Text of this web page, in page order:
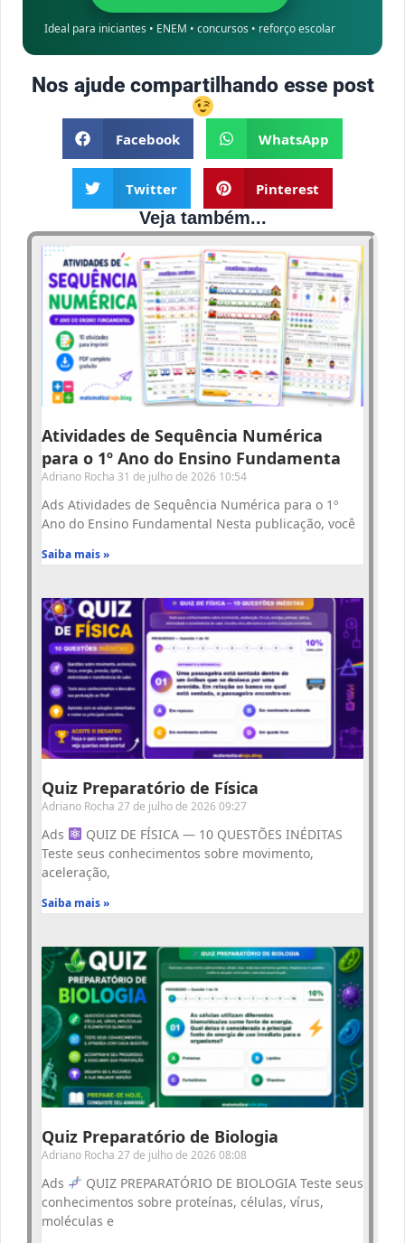
Ideal para iniciantes • ENEM • concursos • reforço escolar
Nos ajude compartilhando esse post
Facebook WhatsApp
Twitter Pinterest
Veja também...
Atividades de Sequência Numérica
para o 1º Ano do Ensino Fundamenta
Adriano Rocha 31 de julho de 2026 10:54
Ads Atividades de Sequência Numérica para o 1º
Ano do Ensino Fundamental Nesta publicação, você
Saiba mais »
Quiz Preparatório de Física
Adriano Rocha 27 de julho de 2026 09:27
Ads
QUIZ DE FÍSICA — 10 QUESTÕES INÉDITAS
Teste seus conhecimentos sobre movimento,
aceleração,
Saiba mais »
Quiz Preparatório de Biologia
Adriano Rocha 27 de julho de 2026 08:08
Ads
QUIZ PREPARATÓRIO DE BIOLOGIA Teste seus
conhecimentos sobre proteínas, células, vírus,
moléculas e